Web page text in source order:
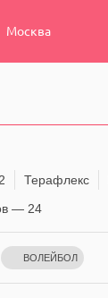
Москва
Терафлекс
— 24
ВОЛЕЙБОЛ
ТАНЦЫ